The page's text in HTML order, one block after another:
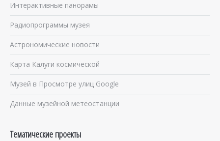
Интерактивные панорамы
Радиопрограммы музея
Астрономические новости
Карта Калуги космической
Музей в Просмотре улиц Google
Данные музейной метеостанции
Тематические проекты